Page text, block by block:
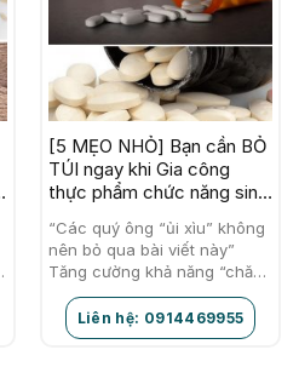
[5 MẸO NHỎ] Bạn cần BỎ
TÚI ngay khi Gia công
thực phẩm chức năng sinh
“Các quý ông “ủi xìu” không
nên bỏ qua bài viết này”
Tăng cường khả năng “chăn
gối” chính là một trong
những BÍ KÍP thể hiện sự…
Liên hệ: 0914469955